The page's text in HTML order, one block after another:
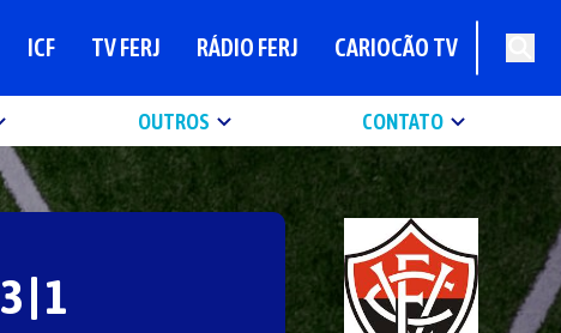
ICF TV FERJ RÁDIO FERJ CARIOCÃO TV
OUTROS CONTATO
3 | 1